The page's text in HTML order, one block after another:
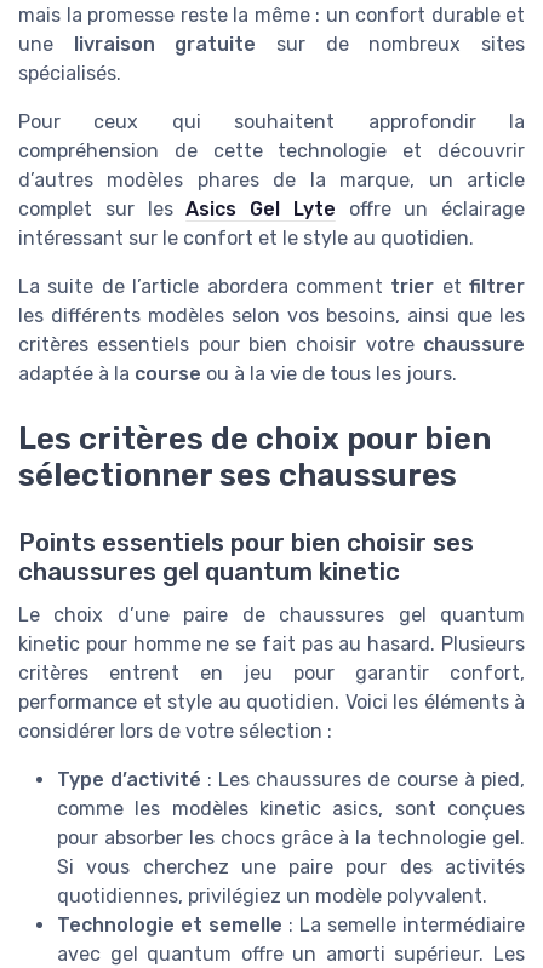
mais la promesse reste la même : un confort durable et
une livraison gratuite sur de nombreux sites
spécialisés.
Pour ceux qui souhaitent approfondir la
compréhension de cette technologie et découvrir
d’autres modèles phares de la marque, un article
complet sur lesAsics Gel Lyte offre un éclairage
intéressant sur le confort et le style au quotidien.
La suite de l’article abordera comment trier et filtrer
les différents modèles selon vos besoins, ainsi que les
critères essentiels pour bien choisir votre chaussure
adaptée à la course ou à la vie de tous les jours.
Les critères de choix pour bien
sélectionner ses chaussures
Points essentiels pour bien choisir ses
chaussures gel quantum kinetic
Le choix d’une paire de chaussures gel quantum
kinetic pour homme ne se fait pas au hasard. Plusieurs
critères entrent en jeu pour garantir confort,
performance et style au quotidien. Voici les éléments à
considérer lors de votre sélection :
Type d’activité : Les chaussures de course à pied,
comme les modèles kinetic asics, sont conçues
pour absorber les chocs grâce à la technologie gel.
Si vous cherchez une paire pour des activités
quotidiennes, privilégiez un modèle polyvalent.
Technologie et semelle : La semelle intermédiaire
avec gel quantum offre un amorti supérieur. Les